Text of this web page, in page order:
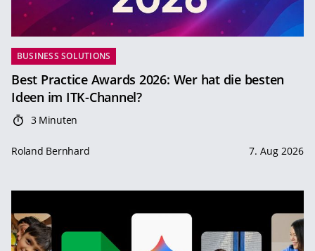
BUSINESS SOLUTIONS
Best Practice Awards 2026: Wer hat die besten
Ideen im ITK-Channel?
3 Minuten
Roland Bernhard 7. Aug 2026